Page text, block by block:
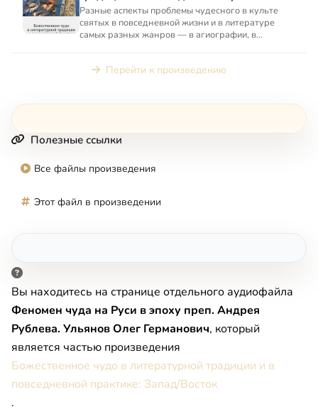
Запад/Восток
Разные аспекты проблемы чудесного в культе
святых в повседневной жизни и в литературе
самых разных жанров — в агиографии, в
Перейти к произведению
Полезные ссылки
Все файлы произведения
Этот файл в произведении
Вы находитесь на странице отдельного аудиофайла
Феномен чуда на Руси в эпоху преп. Андрея
Рублева. Ульянов Олег Германович, который
является частью произведения
Божественное чудо в литературной традиции и в
повседневной практике: Запад/Восток
.